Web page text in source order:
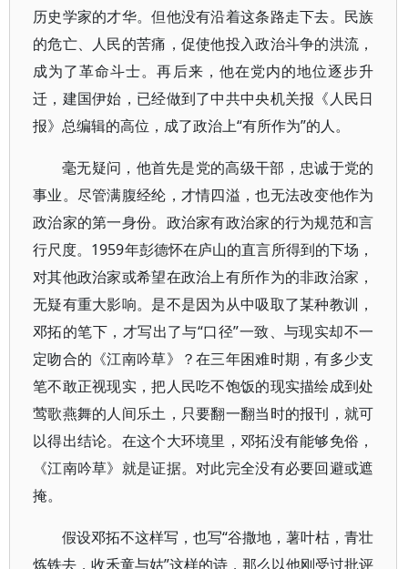
历史学家的才华。但他没有沿着这条路走下去。民族
的危亡、人民的苦痛，促使他投入政治斗争的洪流，
成为了革命斗士。再后来，他在党内的地位逐步升
迁，建国伊始，已经做到了中共中央机关报《人民日
报》总编辑的高位，成了政治上“有所作为”的人。
毫无疑问，他首先是党的高级干部，忠诚于党的
事业。尽管满腹经纶，才情四溢，也无法改变他作为
政治家的第一身份。政治家有政治家的行为规范和言
行尺度。1959年彭德怀在庐山的直言所得到的下场，
对其他政治家或希望在政治上有所作为的非政治家，
无疑有重大影响。是不是因为从中吸取了某种教训，
邓拓的笔下，才写出了与“口径”一致、与现实却不一
定吻合的《江南吟草》？在三年困难时期，有多少支
笔不敢正视现实，把人民吃不饱饭的现实描绘成到处
莺歌燕舞的人间乐土，只要翻一翻当时的报刊，就可
以得出结论。在这个大环境里，邓拓没有能够免俗，
《江南吟草》就是证据。对此完全没有必要回避或遮
掩。
假设邓拓不这样写，也写“谷撒地，薯叶枯，青壮
炼铁去，收禾童与姑”这样的诗，那么以他刚受过批评